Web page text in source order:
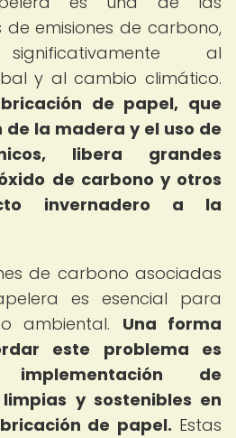
de emisiones de carbono,
al
y al cambio climático.
de papel, que
la madera y el uso de
libera grandes
de carbono y otros
invernadero a la
de carbono asociadas
es esencial para
ambiental. Una forma
este problema es
de
y sostenibles en
de papel. Estas